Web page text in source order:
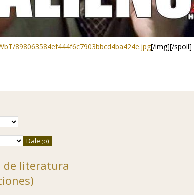
898063584ef444f6c7903bbcd4ba424e.jpg[/img][/spoil]
de literatura